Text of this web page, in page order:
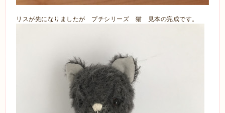
リスが先になりましたが プチシリーズ 猫 見本の完成です。